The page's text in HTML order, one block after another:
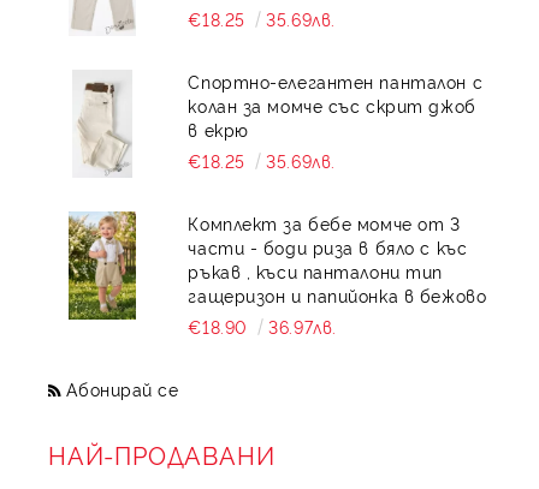
€18.25
35.69лв.
Спортно-елегантен панталон с
колан за момче със скрит джоб
в екрю
€18.25
35.69лв.
Комплект за бебе момче от 3
части - боди риза в бяло с къс
ръкав , къси панталони тип
гащеризон и папийонка в бежово
€18.90
36.97лв.
Абонирай се
НАЙ-ПРОДАВАНИ